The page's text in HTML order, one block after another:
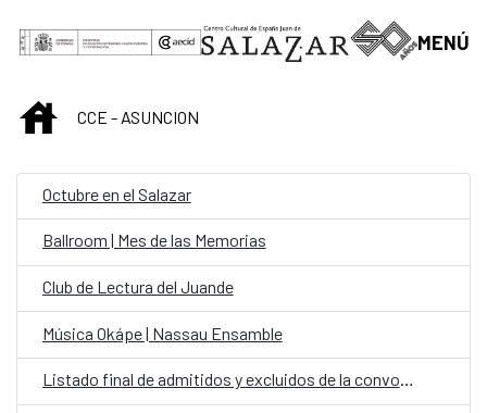
Saltar al contenido principal
MENÚ
INICIOCCE - ASUNCION
Octubre en el Salazar
Ballroom | Mes de las Memorias
Club de Lectura del Juande
Música Okápe | Nassau Ensamble
Listado final de admitidos y excluidos de la convocatoria: personal fijo en la Oficina de Cooperación Española (OCE) en la categoría de Chofer